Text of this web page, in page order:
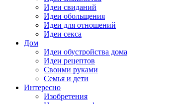
Идеи свиданий
Идеи обольщения
Идеи для отношений
Идеи секса
Дом
Идеи обустройства дома
Идеи рецептов
Своими руками
Семья и дети
Интересно
Изобретения